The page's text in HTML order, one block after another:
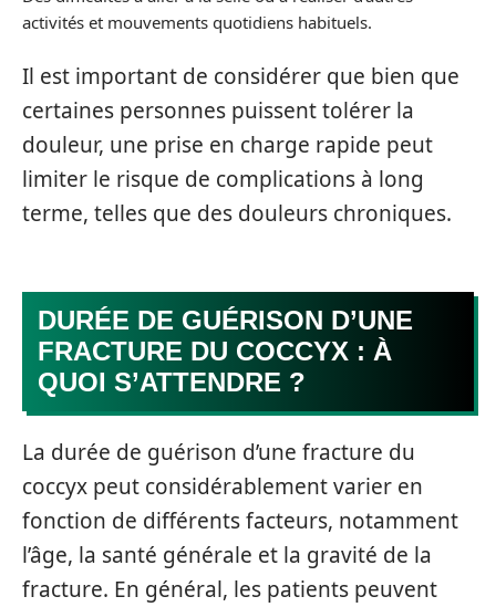
activités et mouvements quotidiens habituels.
Il est important de considérer que bien que
certaines personnes puissent tolérer la
douleur, une prise en charge rapide peut
limiter le risque de complications à long
terme, telles que des douleurs chroniques.
DURÉE DE GUÉRISON D’UNE
FRACTURE DU COCCYX : À
QUOI S’ATTENDRE ?
La durée de guérison d’une fracture du
coccyx peut considérablement varier en
fonction de différents facteurs, notamment
l’âge, la santé générale et la gravité de la
fracture. En général, les patients peuvent